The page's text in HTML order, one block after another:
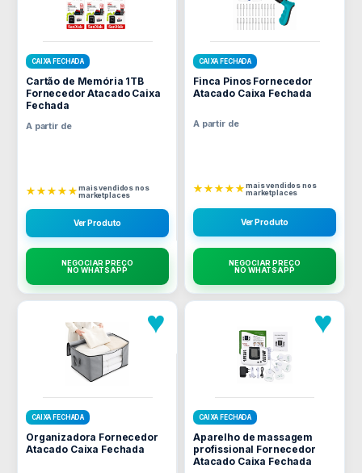
CAIXA FECHADA
Cartão de Memória 1TB
Fornecedor Atacado Caixa
Fechada
A partir de
★★★★★mais vendidos nos
marketplaces
Ver Produto
NEGOCIAR PREÇO
NO WHATSAPP
CAIXA FECHADA
Finca Pinos Fornecedor
Atacado Caixa Fechada
A partir de
★★★★★mais vendidos nos
marketplaces
Ver Produto
NEGOCIAR PREÇO
NO WHATSAPP
♥
CAIXA FECHADA
Organizadora Fornecedor
Atacado Caixa Fechada
♥
CAIXA FECHADA
Aparelho de massagem
profissional Fornecedor
Atacado Caixa Fechada